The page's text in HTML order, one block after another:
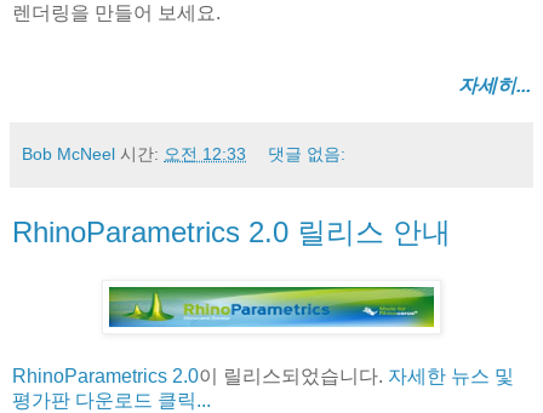
렌더링을 만들어 보세요.
자세히...
Bob McNeel 시간: 오전 12:33 댓글 없음:
RhinoParametrics 2.0 릴리스 안내
RhinoParametrics 2.0이 릴리스되었습니다. 자세한 뉴스 및
평가판 다운로드 클릭...